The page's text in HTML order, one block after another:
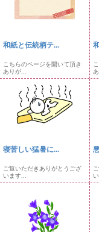
和紙と伝統柄テ...
こちらのページを開いて頂き
ありが...
寝苦しい猛暑に...
ご覧いただきありがとうござ
います...